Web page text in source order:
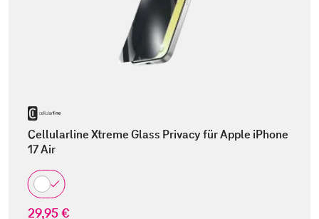
Cellularline Xtreme Glass Privacy für Apple iPhone
17 Air
29,95 €